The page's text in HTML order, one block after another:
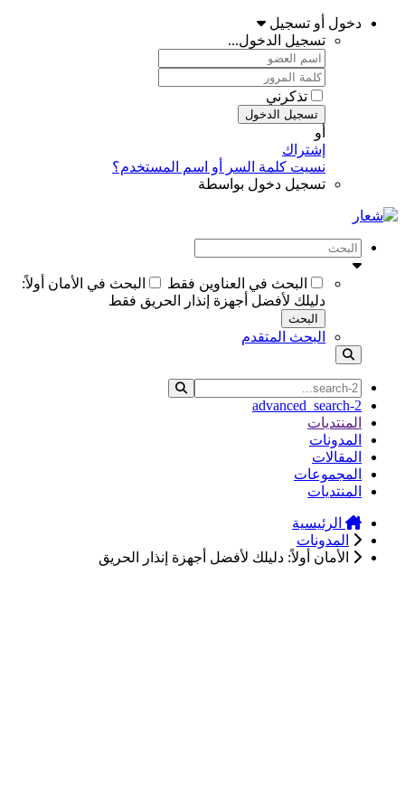
دخول أو تسجيل
تسجيل الدخول...
تذكرني
تسجيل الدخول
أو
إشتراك
نسيت كلمة السر أو اسم المستخدم؟
تسجيل دخول بواسطة
البحث في العناوين فقط
البحث في الأمان أولاً:
دليلك لأفضل أجهزة إنذار الحريق فقط
البحث
البحث المتقدم
advanced_search-2
المنتديات
المدونات
المقالات
المجموعات
المنتديات
الرئيسية
المدونات
الأمان أولاً: دليلك لأفضل أجهزة إنذار الحريق